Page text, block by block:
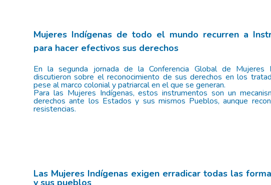
Mujeres Indígenas de todo el mundo recurren a
para hacer efectivos sus derechos
En la segunda jornada de la Conferencia Global de Mujeres
discutieron sobre el reconocimiento de sus derechos en los
pese al marco colonial y patriarcal en el que se generan.
Para las Mujeres Indígenas, estos instrumentos son un
derechos ante los Estados y sus mismos Pueblos, aunque
resistencias.
Las Mujeres Indígenas exigen erradicar todas las
y sus pueblos